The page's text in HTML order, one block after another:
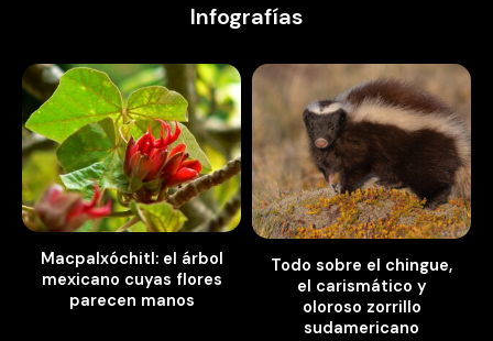
Infografías
Macpalxóchitl: el árbol
mexicano cuyas flores
parecen manos
Todo sobre el chingue,
el carismático y
oloroso zorrillo
sudamericano